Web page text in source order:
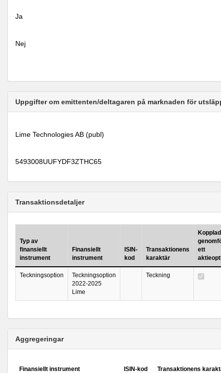
Ja
Nej
Uppgifter om emittenten/deltagaren på marknaden för
Lime Technologies AB (publ)
5493008UUFYDF3ZTHC65
Transaktionsdetaljer
Typ av
finansiellt
instrument
Finansiellt
instrument
ISIN-
kod
Transaktionens
karaktär
ett
Teckningsoption
Teckningsoption
2022-2025
Lime
Teckning
Aggregeringar
Finansiellt instrument ISIN-kod Transaktionens